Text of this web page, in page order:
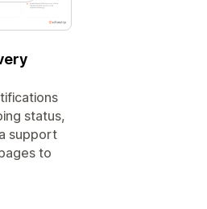
status,
support
to